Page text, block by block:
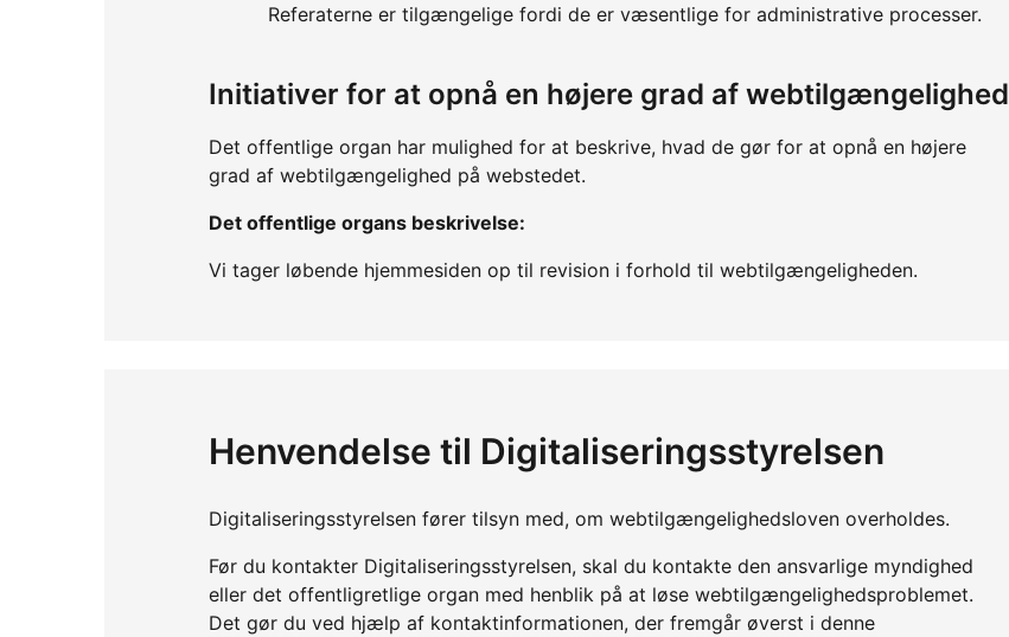
Referaterne er tilgængelige fordi de er væsentlige for administrative processer.
Initiativer for at opnå en højere grad af webtilgængelighed
Det offentlige organ har mulighed for at beskrive, hvad de gør for at opnå en højere
grad af webtilgængelighed på webstedet.
Det offentlige organs beskrivelse:
Vi tager løbende hjemmesiden op til revision i forhold til webtilgængeligheden.
Henvendelse til Digitaliseringsstyrelsen
Digitaliseringsstyrelsen fører tilsyn med, om webtilgængelighedsloven overholdes.
Før du kontakter Digitaliseringsstyrelsen, skal du kontakte den ansvarlige myndighed
eller det offentligretlige organ med henblik på at løse webtilgængelighedsproblemet.
Det gør du ved hjælp af kontaktinformationen, der fremgår øverst i denne